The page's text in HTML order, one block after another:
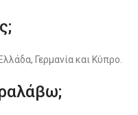
Γερμανία και Κύπρο.